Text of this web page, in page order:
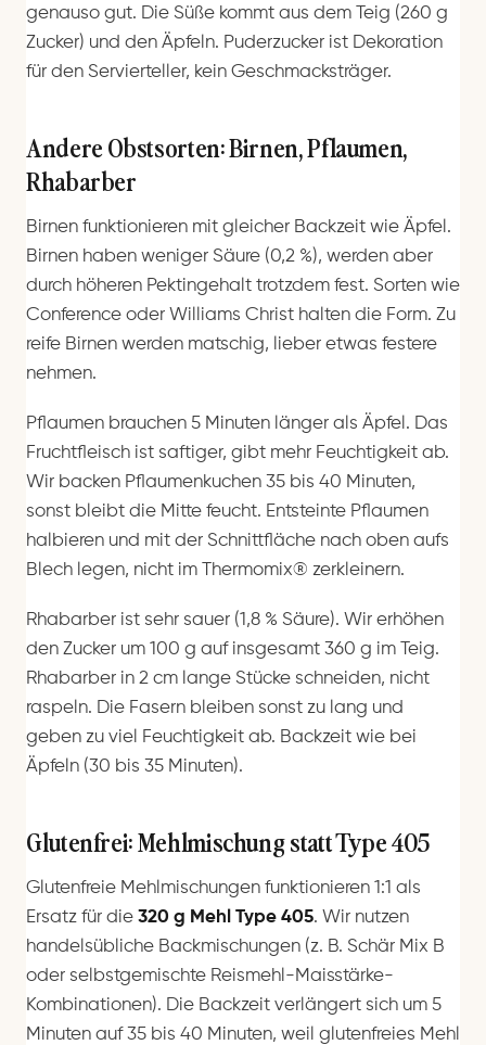
genauso gut. Die Süße kommt aus dem Teig (260 g
Zucker) und den Äpfeln. Puderzucker ist Dekoration
für den Servierteller, kein Geschmacksträger.
Andere Obstsorten: Birnen, Pflaumen,
Rhabarber
Birnen funktionieren mit gleicher Backzeit wie Äpfel.
Birnen haben weniger Säure (0,2 %), werden aber
durch höheren Pektingehalt trotzdem fest. Sorten wie
Conference oder Williams Christ halten die Form. Zu
reife Birnen werden matschig, lieber etwas festere
nehmen.
Pflaumen brauchen 5 Minuten länger als Äpfel. Das
Fruchtfleisch ist saftiger, gibt mehr Feuchtigkeit ab.
Wir backen Pflaumenkuchen 35 bis 40 Minuten,
sonst bleibt die Mitte feucht. Entsteinte Pflaumen
halbieren und mit der Schnittfläche nach oben aufs
Blech legen, nicht im Thermomix® zerkleinern.
Rhabarber ist sehr sauer (1,8 % Säure). Wir erhöhen
den Zucker um 100 g auf insgesamt 360 g im Teig.
Rhabarber in 2 cm lange Stücke schneiden, nicht
raspeln. Die Fasern bleiben sonst zu lang und
geben zu viel Feuchtigkeit ab. Backzeit wie bei
Äpfeln (30 bis 35 Minuten).
Glutenfrei: Mehlmischung statt Type 405
Glutenfreie Mehlmischungen funktionieren 1:1 als
Ersatz für die 320 g Mehl Type 405. Wir nutzen
handelsübliche Backmischungen (z. B. Schär Mix B
oder selbstgemischte Reismehl-Maisstärke-
Kombinationen). Die Backzeit verlängert sich um 5
Minuten auf 35 bis 40 Minuten, weil glutenfreies Mehl